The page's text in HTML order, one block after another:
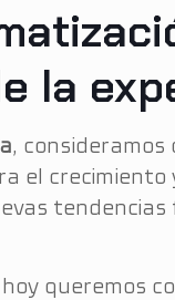
la
,
el crecimiento
queremos